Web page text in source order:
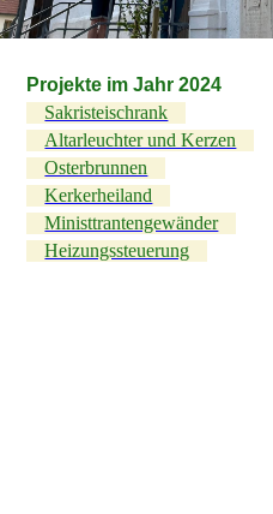
Projekte im Jahr 2024
Sakristeischrank
Altarleuchter und Kerzen
Osterbrunnen
Kerkerheiland
Ministtrantengewänder
Heizungssteuerung